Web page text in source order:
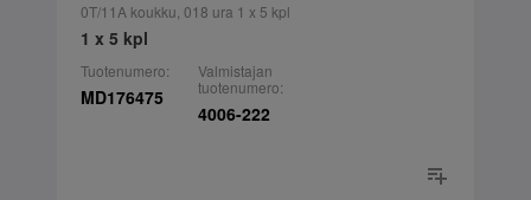
0T/11A koukku, 018 ura 1 x 5 kpl
1 x 5 kpl
Tuotenumero:
MD176475
Valmistajan
tuotenumero:
4006-222